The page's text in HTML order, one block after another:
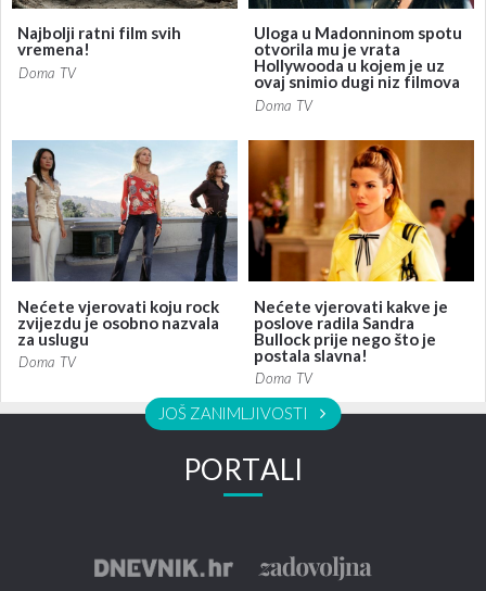
Najbolji ratni film svih
vremena!
Doma TV
Uloga u Madonninom spotu
otvorila mu je vrata
Hollywooda u kojem je uz
ovaj snimio dugi niz filmova
Doma TV
Nećete vjerovati koju rock
zvijezdu je osobno nazvala
za uslugu
Doma TV
Nećete vjerovati kakve je
poslove radila Sandra
Bullock prije nego što je
postala slavna!
Doma TV
JOŠ ZANIMLJIVOSTI
PORTALI